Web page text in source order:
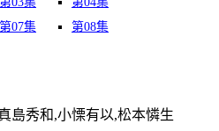
第07集 第08集
島秀和,小慄有以,松本憐生